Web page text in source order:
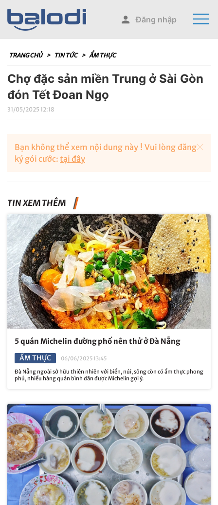
Đăng nhập
TRANG CHỦ > TIN TỨC > ẨM THỰC
Chợ đặc sản miền Trung ở Sài Gòn
đón Tết Đoan Ngọ
31/05/2025 12:18
Bạn không thể xem nội dung này ! Vui lòng đăng
ký gói cước: tại đây
TIN XEM THÊM
5 quán Michelin đường phố nên thử ở Đà Nẵng
ẨM THỰC
06/06/2025 13:45
Đà Nẵng ngoài sở hữu thiên nhiên với biển, núi, sông còn có ẩm thực phong
phú, nhiều hàng quán bình dân được Michelin gợi ý.